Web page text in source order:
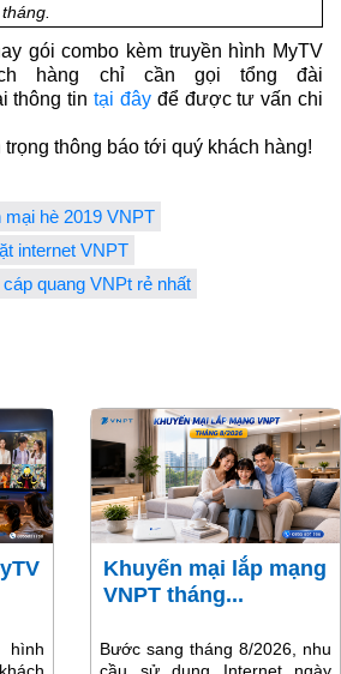
gói combo kèm truyền hình MyTV
hàng chỉ cần gọi tổng đài
thông tin tại đây để được tư vấn chi
thông báo tới quý khách hàng!
mại hè 2019 VNPT
internet VNPT
quang VNPt rẻ nhất
hình
Khuyến mại lắp mạng
VNPT tháng...
Bước sang tháng 8/2026, nhu